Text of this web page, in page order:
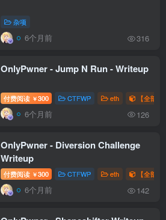
杂项
6个月前 316
OnlyPwner - Jump N Run - Writeup
付费阅读 ￥300 CTFWP eth 【全部
6个月前 126
OnlyPwner - Diversion Challenge
Writeup
付费阅读 ￥300 CTFWP eth 【全部
6个月前 142